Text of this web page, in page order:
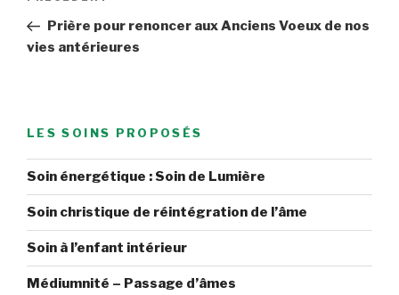
l’article
précédent
Prière pour renoncer aux Anciens Voeux de nos
vies antérieures
LES SOINS PROPOSÉS
Soin énergétique : Soin de Lumière
Soin christique de réintégration de l’âme
Soin à l’enfant intérieur
Médiumnité – Passage d’âmes